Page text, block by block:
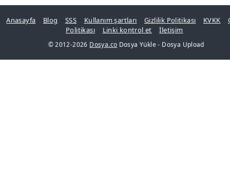
Anasayfa Blog -SSS Kullanım şartları -Gizlilik Politikası KVKK -
Politikası
Linki kontrol et -İletişim
© 2012-2026 Dosya.co Dosya Yükle- Dosya Upload